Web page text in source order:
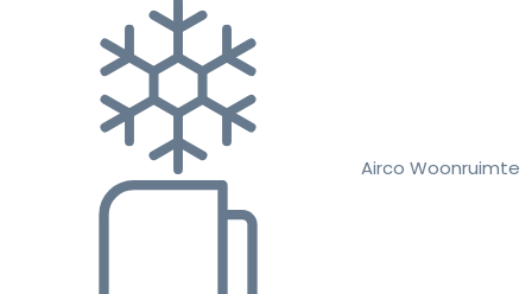
Airco Woonruimte